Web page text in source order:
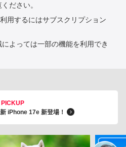
ださい。
用するにはサブスクリプション
よっては一部の機能を利用でき
PICKUP
iPhone 17e 新登場！